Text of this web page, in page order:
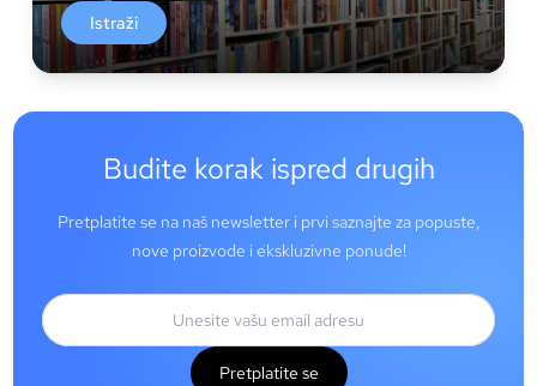
Istraži
Budite korak ispred drugih
Pretplatite se na naš newsletter i prvi saznajte za popuste,
nove proizvode i ekskluzivne ponude!
Pretplatite se